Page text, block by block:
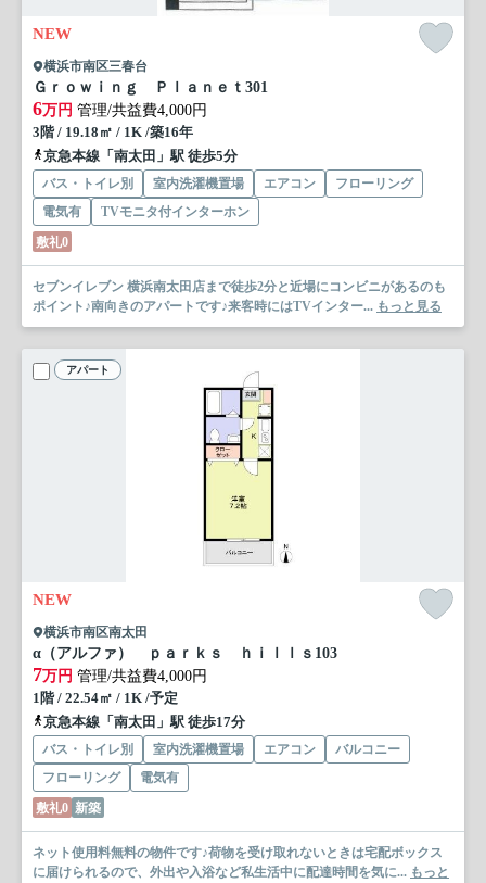
NEW
横浜市南区三春台
Ｇｒｏｗｉｎｇ Ｐｌａｎｅｔ 301
6万円 管理/共益費4,000円
3階 / 19.18㎡ / 1K /築16年
京急本線「南太田」駅 徒歩5分
バス・トイレ別 室内洗濯機置場 エアコン
フローリング
電気有
TVモニタ付インターホン
敷礼0
セブンイレブン 横浜南太田店まで徒歩2分と近場にコンビニがあるのも
ポイント♪南向きのアパートです♪来客時にはTVインター... もっと見る
アパート
NEW
横浜市南区南太田
α（アルファ） ｐａｒｋｓ ｈｉｌｌｓ 103
7万円 管理/共益費4,000円
1階 / 22.54㎡ / 1K /予定
京急本線「南太田」駅 徒歩17分
バス・トイレ別 室内洗濯機置場 エアコン
バルコニー
フローリング
電気有
敷礼0 新築
ネット使用料無料の物件です♪荷物を受け取れないときは宅配ボックス
に届けられるので、外出や入浴など私生活中に配達時間を気に... もっと